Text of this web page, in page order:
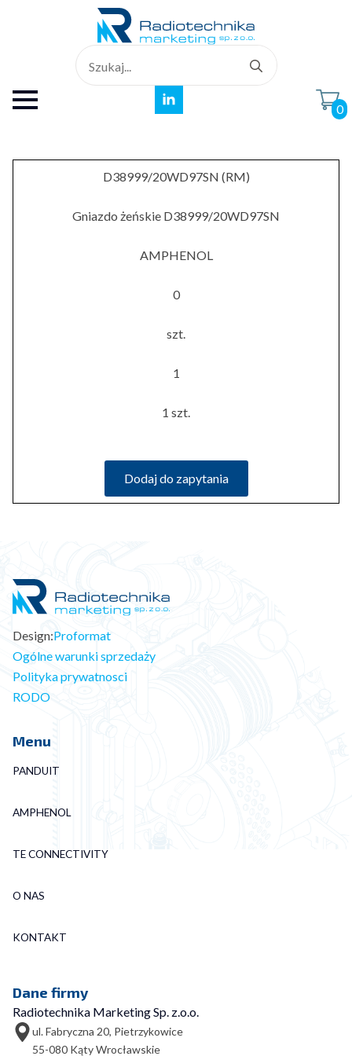
for:
0
D38999/20WD97SN (RM)
Gniazdo żeńskie D38999/20WD97SN
AMPHENOL
0
szt.
1
1 szt.
Dodaj do zapytania
Design:Proformat
Ogólne warunki sprzedaży
Polityka prywatnosci
RODO
Menu
PANDUIT
AMPHENOL
TE CONNECTIVITY
O NAS
KONTAKT
Dane firmy
Radiotechnika Marketing Sp. z.o.o.
ul. Fabryczna 20, Pietrzykowice
55-080 Kąty Wrocławskie